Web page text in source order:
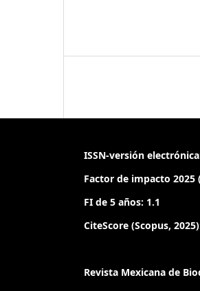
ISSN-versión
Factor de impacto 2025
FI de 5 años: 1.1
CiteScore (Scopus,
Revista Mexicana de